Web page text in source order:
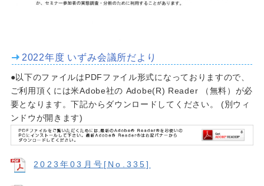
2022年度 いずみ会議所だより
●以下のファイルはPDFファイル形式になっておりますので、
ご利用頂くには米Adobe社の Adobe(R) Reader （無料）が必
要となります。下記からダウンロードしてください。 (別ウィ
ンドウが開きます)
2023年03月号[No.335]